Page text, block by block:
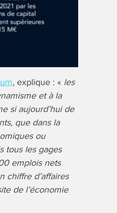
, explique : « les
et à la
si aujourd’hui de
que dans la
ou
tous les gages
emplois nets
chiffre d’affaires
de l’économie